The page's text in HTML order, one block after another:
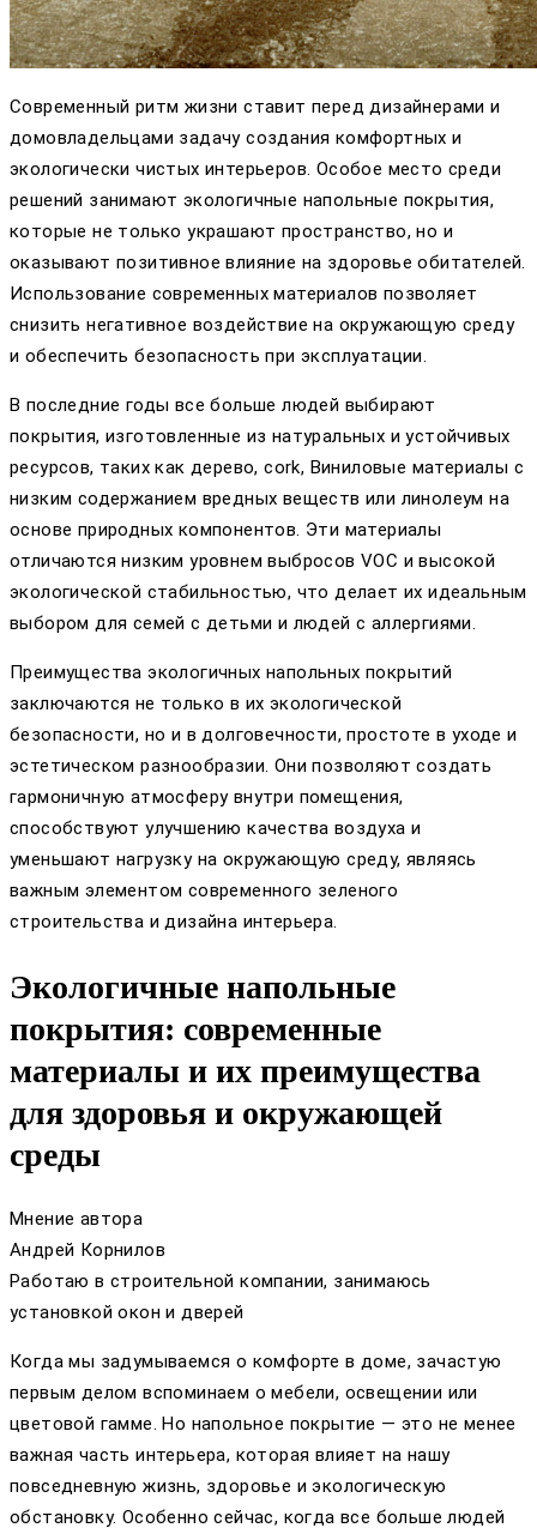
Современный ритм жизни ставит перед дизайнерами и
домовладельцами задачу создания комфортных и
экологически чистых интерьеров. Особое место среди
решений занимают экологичные напольные покрытия,
которые не только украшают пространство, но и
оказывают позитивное влияние на здоровье обитателей.
Использование современных материалов позволяет
снизить негативное воздействие на окружающую среду
и обеспечить безопасность при эксплуатации.
В последние годы все больше людей выбирают
покрытия, изготовленные из натуральных и устойчивых
ресурсов, таких как дерево, cork, Виниловые материалы с
низким содержанием вредных веществ или линолеум на
основе природных компонентов. Эти материалы
отличаются низким уровнем выбросов VOC и высокой
экологической стабильностью, что делает их идеальным
выбором для семей с детьми и людей с аллергиями.
Преимущества экологичных напольных покрытий
заключаются не только в их экологической
безопасности, но и в долговечности, простоте в уходе и
эстетическом разнообразии. Они позволяют создать
гармоничную атмосферу внутри помещения,
способствуют улучшению качества воздуха и
уменьшают нагрузку на окружающую среду, являясь
важным элементом современного зеленого
строительства и дизайна интерьера.
Экологичные напольные
покрытия: современные
материалы и их преимущества
для здоровья и окружающей
среды
Мнение автора
Андрей Корнилов
Работаю в строительной компании, занимаюсь
установкой окон и дверей
Когда мы задумываемся о комфорте в доме, зачастую
первым делом вспоминаем о мебели, освещении или
цветовой гамме. Но напольное покрытие — это не менее
важная часть интерьера, которая влияет на нашу
повседневную жизнь, здоровье и экологическую
обстановку. Особенно сейчас, когда все больше людей